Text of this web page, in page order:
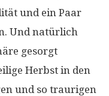
und ein Paar
Und natürlich
gesorgt
Herbst in den
und so traurigen